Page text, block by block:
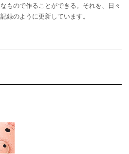
もので作ることができる。それを、日々
録のように更新しています。